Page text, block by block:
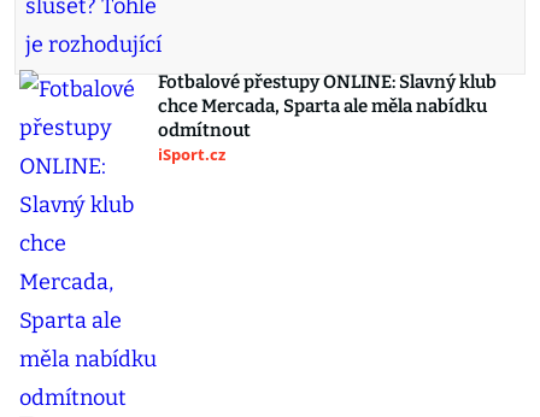
Fotbalové přestupy ONLINE: Slavný klub
chce Mercada, Sparta ale měla nabídku
odmítnout
iSport.cz